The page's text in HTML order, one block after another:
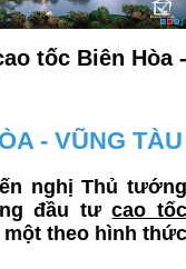
tốc Biên Hòa -
- VŨNG TÀU
nghị Thủ
đầu tưcao
theo hình